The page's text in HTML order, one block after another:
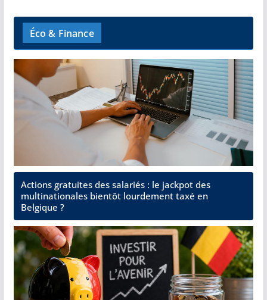
Éco & Finance
Actions gratuites des salariés : le jackpot des
multinationales bientôt lourdement taxé en
Belgique ?